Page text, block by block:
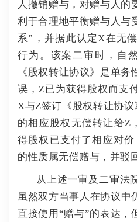
人撤销赠与，对赠与人的
利于合理地平衡赠与人与
系”，并据此认定X在无
行为。 该案二审时，自
《股权转让协议》是单
误，Z已为获得股权而支
X与Z签订《股权转让协
的相应股权无偿转让给Z
得股权已支付了相应对
的性质属无偿赠与，并驳
从上述一审及二审法
虽然双方当事人在协议中
直接使用“赠与”的表达，